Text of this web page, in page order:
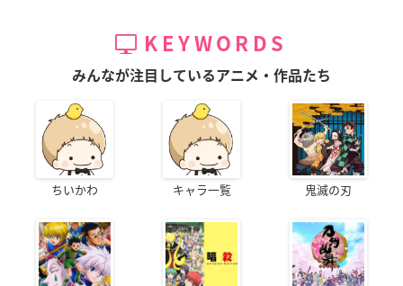
KEYWORDS
みんなが注目しているアニメ・作品たち
ちいかわ キャラ一覧 鬼滅の刃